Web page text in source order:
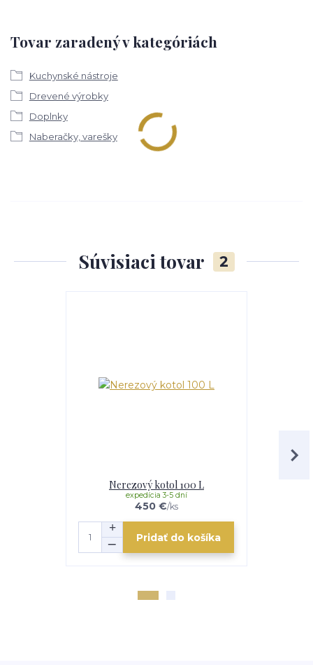
Tovar zaradený v kategóriách
Kuchynské nástroje
Drevené výrobky
Doplnky
Naberačky, varešky
Súvisiaci tovar 2
Nerezový kotol 100 L
450 €/ks
expedícia 3-5 dní
Pridať do košíka